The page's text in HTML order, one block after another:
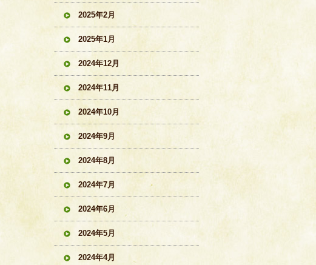
2025年2月
2025年1月
2024年12月
2024年11月
2024年10月
2024年9月
2024年8月
2024年7月
2024年6月
2024年5月
2024年4月